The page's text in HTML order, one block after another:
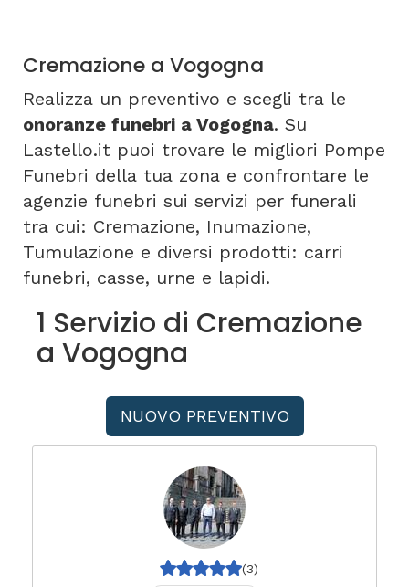
Cremazione a Vogogna
Realizza un preventivo e scegli tra le
onoranze funebri a Vogogna. Su
Lastello.it puoi trovare le migliori Pompe
Funebri della tua zona e confrontare le
agenzie funebri sui servizi per funerali
tra cui: Cremazione, Inumazione,
Tumulazione e diversi prodotti: carri
funebri, casse, urne e lapidi.
1 Servizio di Cremazione
a Vogogna
NUOVO PREVENTIVO
(3)